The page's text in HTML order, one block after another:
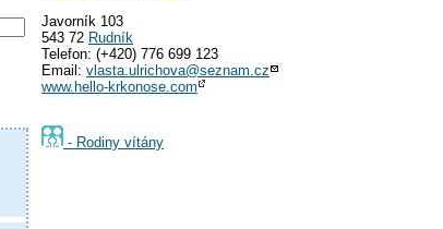
Javorník 103
543 72 Rudník
Telefon: (+420) 776 699 123
Email: vlasta.ulrichova@seznam.cz
www.hello-krkonose.com
- Rodiny vítány